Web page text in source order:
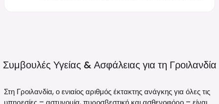
Συμβουλές Υγείας & Ασφάλειας για τη Γροιλανδία
Στη Γροιλανδία, ο ενιαίος αριθμός έκτακτης ανάγκης για όλες τις